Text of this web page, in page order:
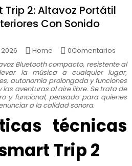
Trip 2: Altavoz Portátil
Con Sonido
Home
0Comentarios
Bluetooth compacto, resistente al
la música a cualquier lugar,
autonomía prolongada y funciones
aventuras al aire libre. Se trata de
y funcional, pensado para quienes
a la calidad sonora.
técnicas
Trip 2